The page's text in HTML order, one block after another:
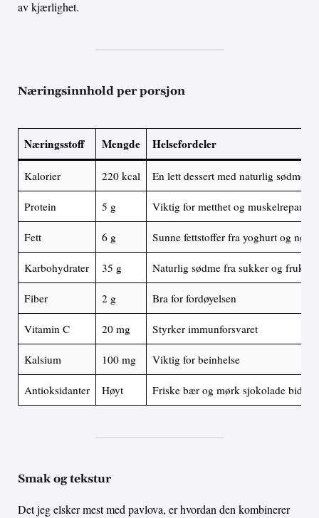
av kjærlighet.
Næringsinnhold per porsjon
Næringsstoff Mengde Helsefordeler
Kalorier 220 kcal En lett dessert med naturlig sødme
Protein 5 g Viktig for metthet og
Fett 6 g Sunne fettstoffer fra yoghurt og nøtter
Karbohydrater 35 g Naturlig sødme fra sukker og frukt
Fiber 2 g Bra for fordøyelsen
Vitamin C 20 mg Styrker immunforsvaret
Kalsium 100 mg Viktig for beinhelse
Antioksidanter Høyt Friske bær og mørk sjokolade bidrar
Smak og tekstur
Det jeg elsker mest med pavlova, er hvordan den kombinerer